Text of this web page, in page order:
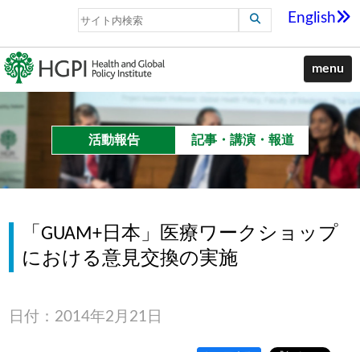
English
menu
活動報告 記事・講演・報道
「GUAM+日本」医療ワークショップ
における意見交換の実施
日付：2014年2月21日